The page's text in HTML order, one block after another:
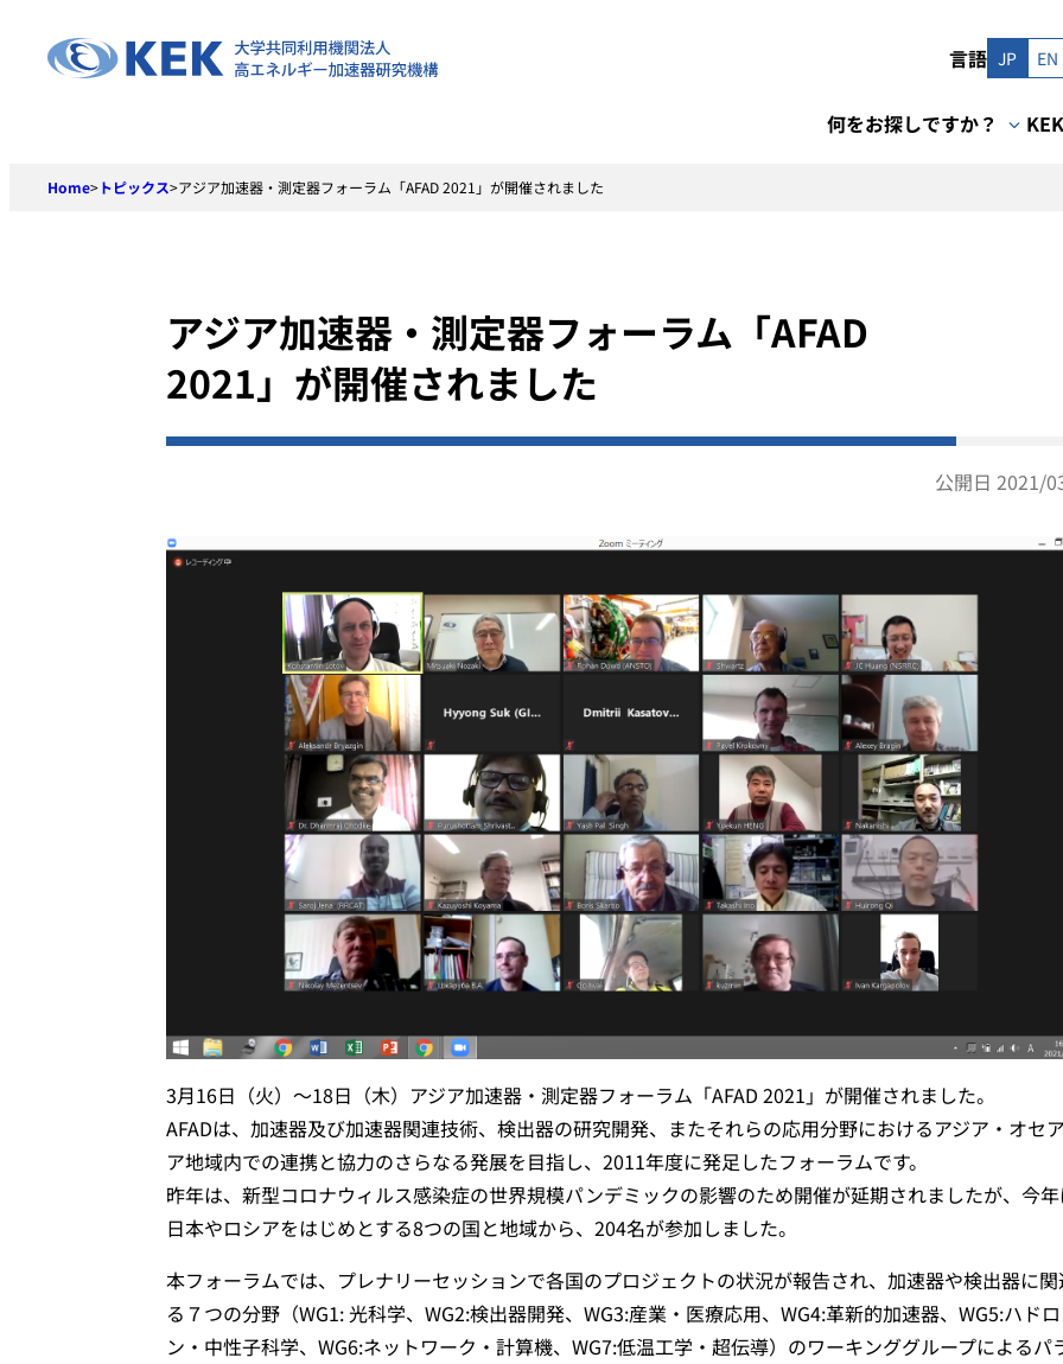
言語 JP EN
何をお探しですか？
Home>トピックス>アジア加速器・測定器フォーラム「AFAD 2021」が開催されました
アジア加速器・測定器フォーラム「AFAD
2021」が開催されました
公開日 2021/
3月16日（火）〜18日（木）アジア加速器・測定器フォーラム「AFAD 2021」が開催されました。
AFADは、加速器及び加速器関連技術、検出器の研究開発、またそれらの応用分野におけるアジア・オセ
ア地域内での連携と協力のさらなる発展を目指し、2011年度に発足したフォーラムです。
昨年は、新型コロナウィルス感染症の世界規模パンデミックの影響のため開催が延期されましたが、今
日本やロシアをはじめとする8つの国と地域から、204名が参加しました。
本フォーラムでは、プレナリーセッションで各国のプロジェクトの状況が報告され、加速器や検出器に関
る７つの分野（WG1: 光科学、WG2:検出器開発、WG3:産業・医療応用、WG4:革新的加速器、WG5:ハドロ
ン・中性子科学、WG6:ネットワーク・計算機、WG7:低温工学・超伝導）のワーキンググループによるパ